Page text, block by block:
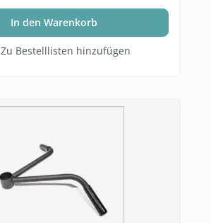
In den Warenkorb
Zu Bestelllisten hinzufügen